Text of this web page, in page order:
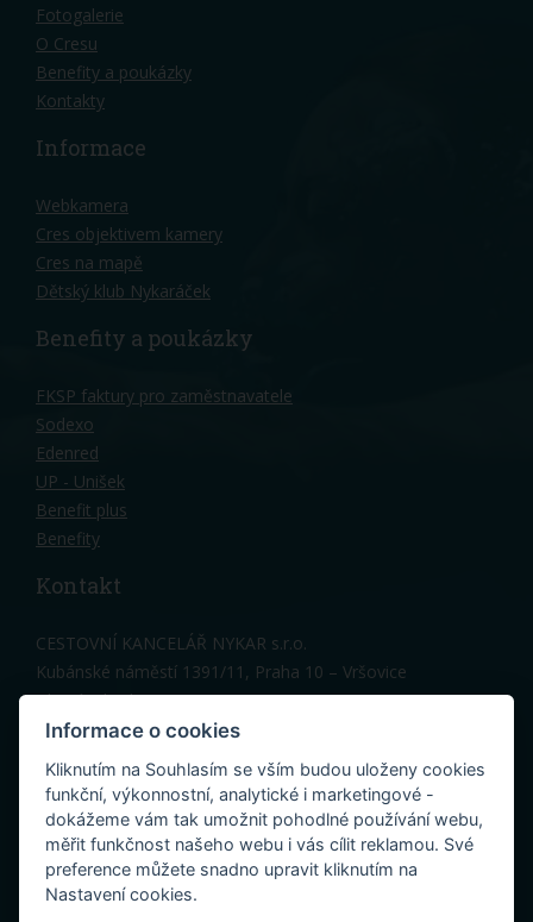
Fotogalerie
O Cresu
Benefity a poukázky
Kontakty
Informace
Webkamera
Cres objektivem kamery
Cres na mapě
Dětský klub Nykaráček
Benefity a poukázky
FKSP faktury pro zaměstnavatele
Sodexo
Edenred
UP - Unišek
Benefit plus
Benefity
Kontakt
CESTOVNÍ KANCELÁŘ NYKAR s.r.o.
Kubánské náměstí 1391/11, Praha 10 – Vršovice
Hlavní vchod, 3 patro
Telefon: 603 150 317
Kancelář Praha:
nykar@nykar.cz
Penzion Cres (Melinka): cres@nykar.cz
Informace o cookies
Kliknutím na Souhlasím se vším budou uloženy cookies
funkční, výkonnostní, analytické i marketingové -
dokážeme vám tak umožnit pohodlné používání webu,
měřit funkčnost našeho webu i vás cílit reklamou. Své
preference můžete snadno upravit kliknutím na
Nastavení cookies.